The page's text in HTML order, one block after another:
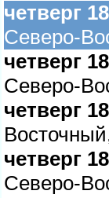
четверг
Северо-
четверг
Северо-
четверг
четверг
Северо-